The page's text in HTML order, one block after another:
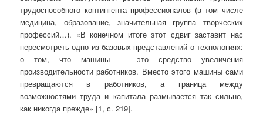
трудоспособного контингента профессионалов (в том числе
медицина, образование, значительная группа творческих
профессий…). «В конечном итоге этот сдвиг заставит нас
пересмотреть одно из базовых представлений о технологиях:
о том, что машины — это средство
увеличения
производительности работников. Вместо этого машины сами
превращаются в работников, а граница между
возможностями труда и капитала размывается так сильно,
как никогда прежде» [1, с. 219].